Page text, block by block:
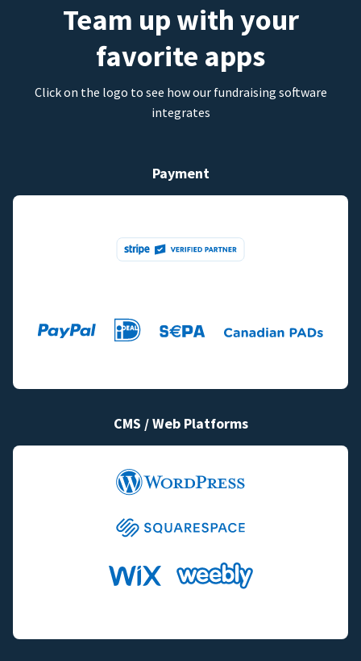
Team up with your
favorite apps
Click on the logo to see how our fundraising software
integrates
Payment
CMS / Web Platforms